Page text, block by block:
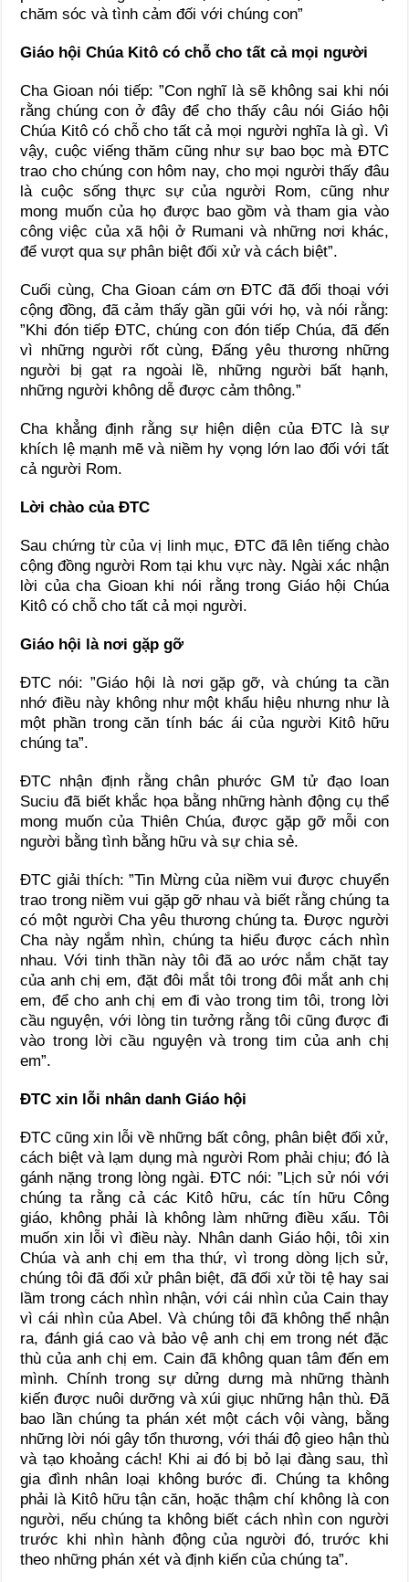
chăm sóc và tình cảm đối với chúng con”
Giáo hội Chúa Kitô có chỗ cho tất cả mọi người
Cha Gioan nói tiếp: ”Con nghĩ là sẽ không sai khi nói
rằng chúng con ở đây để cho thấy câu nói Giáo hội
Chúa Kitô có chỗ cho tất cả mọi người nghĩa là gì. Vì
vậy, cuộc viếng thăm cũng như sự bao bọc mà ĐTC
trao cho chúng con hôm nay, cho mọi người thấy đâu
là cuộc sống thực sự của người Rom, cũng như
mong muốn của họ được bao gồm và tham gia vào
công việc của xã hội ở Rumani và những nơi khác,
để vượt qua sự phân biệt đối xử và cách biệt”.
Cuối cùng, Cha Gioan cám ơn ĐTC đã đối thoại với
cộng đồng, đã cảm thấy gần gũi với họ, và nói rằng:
”Khi đón tiếp ĐTC, chúng con đón tiếp Chúa, đã đến
vì những người rốt cùng, Đấng yêu thương những
người bị gạt ra ngoài lề, những người bất hạnh,
những người không dễ được cảm thông.”
Cha khẳng định rằng sự hiện diện của ĐTC là sự
khích lệ mạnh mẽ và niềm hy vọng lớn lao đối với tất
cả người Rom.
Lời chào của ĐTC
Sau chứng từ của vị linh mục, ĐTC đã lên tiếng chào
cộng đồng người Rom tại khu vực này. Ngài xác nhận
lời của cha Gioan khi nói rằng trong Giáo hội Chúa
Kitô có chỗ cho tất cả mọi người.
Giáo hội là nơi gặp gỡ
ĐTC nói: ”Giáo hội là nơi gặp gỡ, và chúng ta cần
nhớ điều này không như một khẩu hiệu nhưng như là
một phần trong căn tính bác ái của người Kitô hữu
chúng ta”.
ĐTC nhận định rằng chân phước GM tử đạo Ioan
Suciu đã biết khắc họa bằng những hành động cụ thể
mong muốn của Thiên Chúa, được gặp gỡ mỗi con
người bằng tình bằng hữu và sự chia sẻ.
ĐTC giải thích: ”Tin Mừng của niềm vui được chuyển
trao trong niềm vui gặp gỡ nhau và biết rằng chúng ta
có một người Cha yêu thương chúng ta. Được người
Cha này ngắm nhìn, chúng ta hiểu được cách nhìn
nhau. Với tinh thần này tôi đã ao ước nắm chặt tay
của anh chị em, đặt đôi mắt tôi trong đôi mắt anh chị
em, để cho anh chị em đi vào trong tim tôi, trong lời
cầu nguyện, với lòng tin tưởng rằng tôi cũng được đi
vào trong lời cầu nguyện và trong tim của anh chị
em”.
ĐTC xin lỗi nhân danh Giáo hội
ĐTC cũng xin lỗi về những bất công, phân biệt đối xử,
cách biệt và lạm dụng mà người Rom phải chịu; đó là
gánh nặng trong lòng ngài. ĐTC nói: ”Lịch sử nói với
chúng ta rằng cả các Kitô hữu, các tín hữu Công
giáo, không phải là không làm những điều xấu. Tôi
muốn xin lỗi vì điều này. Nhân danh Giáo hội, tôi xin
Chúa và anh chị em tha thứ, vì trong dòng lịch sử,
chúng tôi đã đối xử phân biệt, đã đối xử tồi tệ hay sai
lầm trong cách nhìn nhận, với cái nhìn của Cain thay
vì cái nhìn của Abel. Và chúng tôi đã không thể nhận
ra, đánh giá cao và bảo vệ anh chị em trong nét đặc
thù của anh chị em. Cain đã không quan tâm đến em
mình. Chính trong sự dửng dưng mà những thành
kiến được nuôi dưỡng và xúi giục những hận thù. Đã
bao lần chúng ta phán xét một cách vội vàng, bằng
những lời nói gây tổn thương, với thái độ gieo hận thù
và tạo khoảng cách! Khi ai đó bị bỏ lại đàng sau, thì
gia đình nhân loại không bước đi. Chúng ta không
phải là Kitô hữu tận căn, hoặc thậm chí không là con
người, nếu chúng ta không biết cách nhìn con người
trước khi nhìn hành động của người đó, trước khi
theo những phán xét và định kiến của chúng ta”.